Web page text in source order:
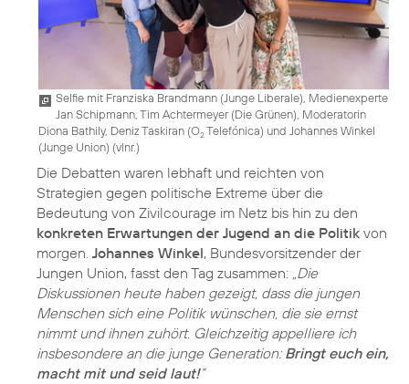
Selfie mit Franziska Brandmann (Junge Liberale), Medienexperte
Jan Schipmann, Tim Achtermeyer (Die Grünen), Moderatorin
Diona Bathily, Deniz Taskiran (O2Telefónica) und Johannes Winkel
(Junge Union) (vlnr.)
Die Debatten waren lebhaft und reichten von
Strategien gegen politische Extreme über die
Bedeutung von Zivilcourage im Netz bis hin zu den
konkreten Erwartungen der Jugend an die Politik von
morgen. Johannes Winkel, Bundesvorsitzender der
Jungen Union, fasst den Tag zusammen: „Die
Diskussionen heute haben gezeigt, dass die jungen
Menschen sich eine Politik wünschen, die sie ernst
nimmt und ihnen zuhört. Gleichzeitig appelliere ich
insbesondere an die junge Generation: Bringt euch ein,
macht mit und seid laut!“